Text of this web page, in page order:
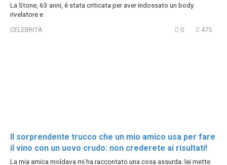
La Stone, 63 anni, è stata criticata per aver indossato un body
rivelatore e
CELEBRITÀ 0 475
Il sorprendente trucco che un mio amico usa per fare
il vino con un uovo crudo: non crederete ai risultati!
La mia amica moldava mi ha raccontato una cosa assurda: lei mette